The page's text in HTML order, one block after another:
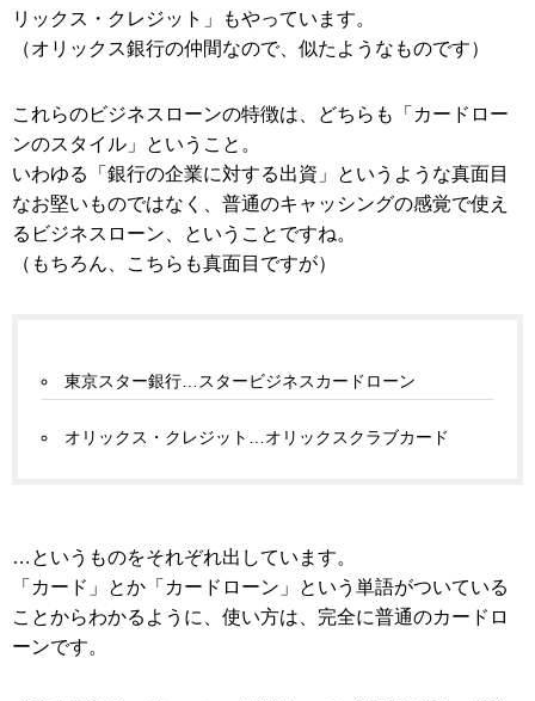
リックス・クレジット」もやっています。
（オリックス銀行の仲間なので、似たようなものです）
これらのビジネスローンの特徴は、どちらも「カードロー
ンのスタイル」ということ。
いわゆる「銀行の企業に対する出資」というような真面目
なお堅いものではなく、普通のキャッシングの感覚で使え
るビジネスローン、ということですね。
（もちろん、こちらも真面目ですが）
東京スター銀行…スタービジネスカードローン
オリックス・クレジット…オリックスクラブカード
…というものをそれぞれ出しています。
「カード」とか「カードローン」という単語がついている
ことからわかるように、使い方は、完全に普通のカードロ
ーンです。